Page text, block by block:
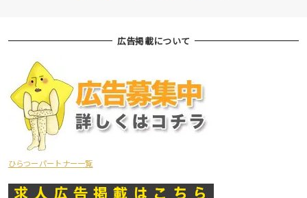
広告掲載について
ひらつーパートナー一覧